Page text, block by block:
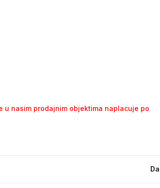
nasim prodajnim objektima naplacuje po
Da